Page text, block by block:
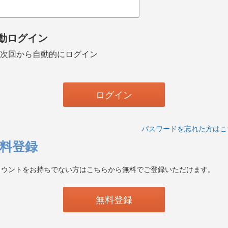
ログイン
次回から自動的にログイン
パスワードを忘れた方は
登録
ントをお持ちでない方はこちらから無料でご登録いただけます。
無料登録